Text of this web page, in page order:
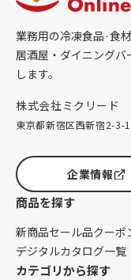
業務用の冷凍食品·食
居酒屋・ダイニングバ
します。
株式会社ミクリード
東京都新宿区西新宿2-3-
企業情報
商品を探す
新商品セール品クーポ
デジタルカタログ一覧
カテゴリから探す